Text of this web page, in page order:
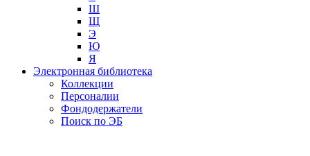
Ш
Щ
Э
Ю
Я
Электронная библиотека
Коллекции
Персоналии
Фондодержатели
Поиск по ЭБ